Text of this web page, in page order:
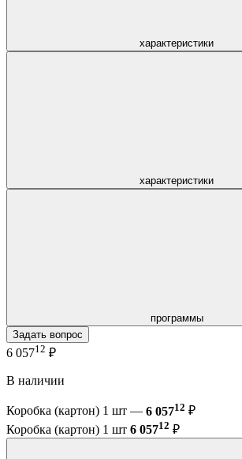
характеристики
характеристики
программы
Задать вопрос
6 05712 ₽
В наличии
Коробка (картон) 1 шт — 6 05712 ₽
Коробка (картон) 1 шт 6 05712 ₽